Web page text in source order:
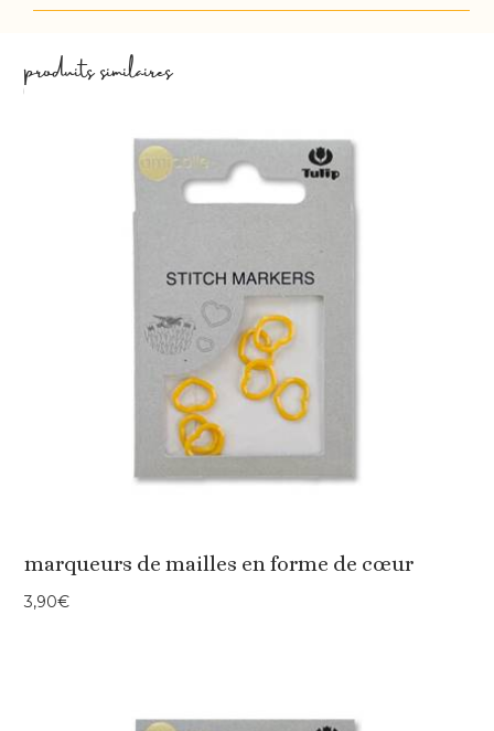
produits similaires
marqueurs de mailles en forme de cœur
3,90€